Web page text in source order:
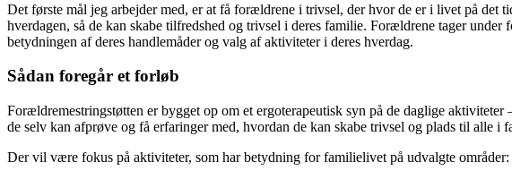
Det første mål jeg arbejder med, er at få forældrene i trivsel, der hvor de er i livet på det
hverdagen, så de kan skabe tilfredshed og trivsel i deres familie. Forældrene tager
betydningen af deres handlemåder og valg af aktiviteter i deres hverdag.
Sådan foregår et forløb
Forældremestringstøtten er bygget op om et ergoterapeutisk syn på de daglige
de selv kan afprøve og få erfaringer med, hvordan de kan skabe trivsel og plads til alle i
Der vil være fokus på aktiviteter, som har betydning for familielivet på udvalgte områder: